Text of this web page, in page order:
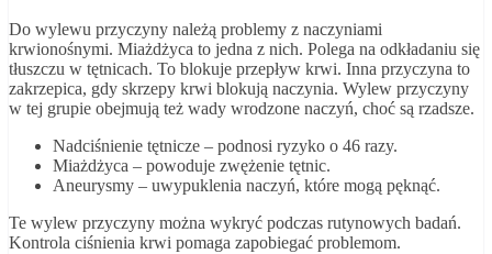
Do wylewu przyczyny należą problemy z naczyniami
krwionośnymi. Miażdżyca to jedna z nich. Polega na odkładaniu się
tłuszczu w tętnicach. To blokuje przepływ krwi. Inna przyczyna to
zakrzepica, gdy skrzepy krwi blokują naczynia. Wylew przyczyny
w tej grupie obejmują też wady wrodzone naczyń, choć są rzadsze.
Nadciśnienie tętnicze – podnosi ryzyko o 46 razy.
Miażdżyca – powoduje zwężenie tętnic.
Aneurysmy – uwypuklenia naczyń, które mogą pęknąć.
Te wylew przyczyny można wykryć podczas rutynowych badań.
Kontrola ciśnienia krwi pomaga zapobiegać problemom.